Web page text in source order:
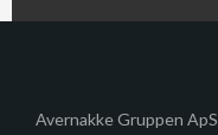
Avernakke Gruppen ApS